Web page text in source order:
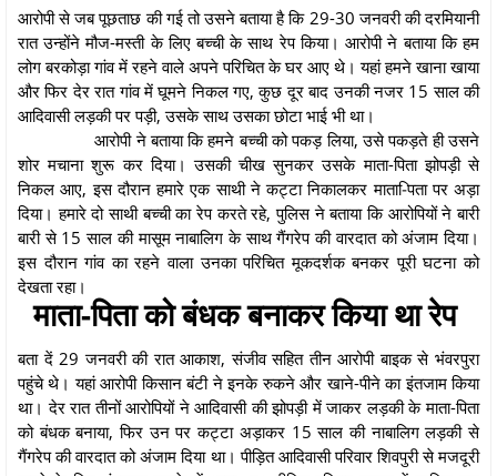
आरोपी से जब पूछताछ की गई तो उसने बताया है कि 29-30 जनवरी की दरमियानी
रात उन्होंने मौज-मस्ती के लिए बच्ची के साथ रेप किया। आरोपी ने बताया कि हम
लोग बरकोड़ा गांव में रहने वाले अपने परिचित के घर आए थे। यहां हमने खाना खाया
और फिर देर रात गांव में घूमने निकल गए, कुछ दूर बाद उनकी नजर 15 साल की
आदिवासी लड़की पर पड़ी, उसके साथ उसका छोटा भाई भी था।
आरोपी ने बताया कि हमने बच्ची को पकड़ लिया, उसे पकड़ते ही उसने
शोर मचाना शुरू कर दिया। उसकी चीख सुनकर उसके माता-पिता झोपड़ी से
निकल आए, इस दौरान हमारे एक साथी ने कट्टा निकालकर माता-िपता पर अड़ा
दिया। हमारे दो साथी बच्ची का रेप करते रहे, पुलिस ने बताया कि आरोपियों ने बारी
बारी से 15 साल की मासूम नाबालिग के साथ गैंगरेप की वारदात को अंजाम दिया।
इस दौरान गांव का रहने वाला उनका परिचित मूकदर्शक बनकर पूरी घटना को
देखता रहा।
माता-पिता को बंधक बनाकर किया था रेप
बता दें 29 जनवरी की रात आकाश, संजीव सहित तीन आरोपी बाइक से भंवरपुरा
पहुंचे थे। यहां आरोपी किसान बंटी ने इनके रुकने और खाने-पीने का इंतजाम किया
था। देर रात तीनों आरोपियों ने आदिवासी की झोपड़ी में जाकर लड़की के माता-पिता
को बंधक बनाया, फिर उन पर कट्टा अड़ाकर 15 साल की नाबालिग लड़की से
गैंगरेप की वारदात को अंजाम दिया था। पीड़ित आदिवासी परिवार शिवपुरी से मजदूरी